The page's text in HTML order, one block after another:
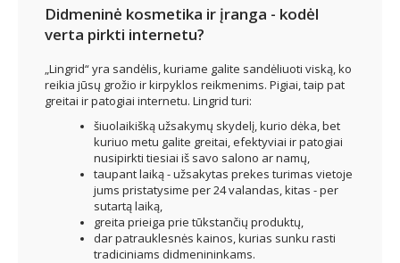
Didmeninė kosmetika ir įranga - kodėl
verta pirkti internetu?
„Lingrid“ yra sandėlis, kuriame galite sandėliuoti viską, ko
reikia jūsų grožio ir kirpyklos reikmenims. Pigiai, taip pat
greitai ir patogiai internetu. Lingrid turi:
šiuolaikišką užsakymų skydelį, kurio dėka, bet
kuriuo metu galite greitai, efektyviai ir patogiai
nusipirkti tiesiai iš savo salono ar namų,
taupant laiką - užsakytas prekes turimas vietoje
jums pristatysime per 24 valandas, kitas - per
sutartą laiką,
greita prieiga prie tūkstančių produktų,
dar patrauklesnės kainos, kurias sunku rasti
tradiciniams didmenininkams.